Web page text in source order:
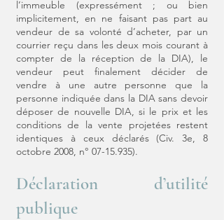
l’immeuble (expressément ; ou bien
implicitement, en ne faisant pas part au
vendeur de sa volonté d’acheter, par un
courrier reçu dans les deux mois courant à
compter de la réception de la DIA), le
vendeur peut finalement décider de
vendre à une autre personne que la
personne indiquée dans la DIA sans devoir
déposer de nouvelle DIA, si le prix et les
conditions de la vente projetées restent
identiques à ceux déclarés (Civ. 3e, 8
octobre 2008, n° 07-15.935).
Déclaration d’utilité
publique